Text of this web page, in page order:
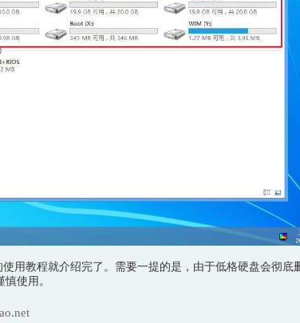
使用教程就介绍完了。需要一提的是，由于低格硬盘会彻底
使用。